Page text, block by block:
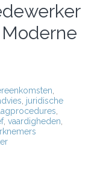
juridische
, vaardigheden
op